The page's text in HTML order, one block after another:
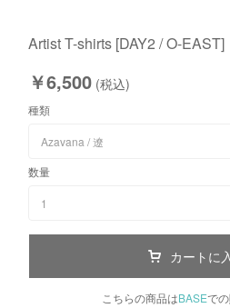
Artist T-shirts [DAY2 / O-EAST]
￥6,500(税込)
種類
Azavana / 遼
数量
1
カートに
こちらの商品はBASEで